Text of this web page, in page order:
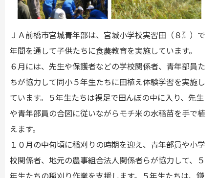
ＪＡ前橋市宮城青年部は、宮城小学校実習田（８㌃）で
年間を通して子供たちに食農教育を実施しています。
６月には、先生や保護者などの学校関係者、青年部員た
ちが協力して同小５年生たちに田植え体験学習を実施し
ています。５年生たちは裸足で田んぼの中に入り、先生
や青年部員の合図に従いながらモチ米の水稲苗を手で植
えます。
１０月の中旬頃に稲刈りの時期を迎え、青年部員や小学
校関係者、地元の農事組合法人関係者らが協力して、５
年生たちの稲刈り作業を支援します。５年生たちは、鎌